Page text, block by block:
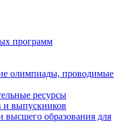
программ
олимпиады, проводимые
ресурсы
и выпускников
образования для